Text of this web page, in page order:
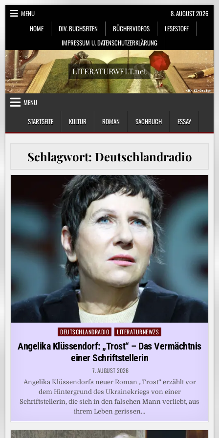
Skip
MENU
HOME
DIV. BUCHSEITEN BÜCHERVIDEOS
LESESTOFF
IMPRESSUM U. DATENSCHUTZERKLÄRUNG
8. AUGUST 2026
LITERATURWELT.net
MENU
STARTSEITE
KULTUR ROMAN SACHBUCH ESSAY
Schlagwort: Deutschlandradio
Posted
in
DEUTSCHLANDRADIO LITERATURNEWZS
Angelika Klüssendorf: „Trost“ – Das Vermächtnis
einer Schriftstellerin
7. AUGUST 2026
Angelika Klüssendorfs neuer Roman „Trost“ erzählt vor
dem Hintergrund des Ukrainekriegs von einer
Schriftstellerin, die sich in den falschen Mann verliebt, aus
ihrem Leben gerissen…